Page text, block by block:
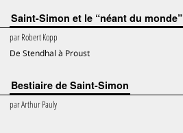
Saint-Simon et le “néant du monde”
parRobert Kopp
De Stendhal à Proust
Bestiaire de Saint-Simon
parArthur Pauly